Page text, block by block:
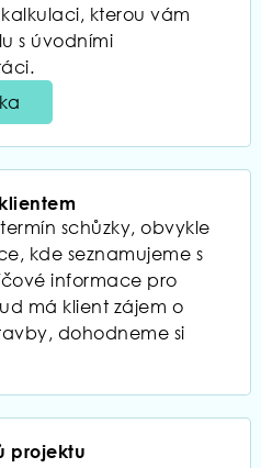
kterou vám
s úvodními
schůzky, obvykle
kde seznamujeme s
informace pro
má klient zájem o
dohodneme si
projektu